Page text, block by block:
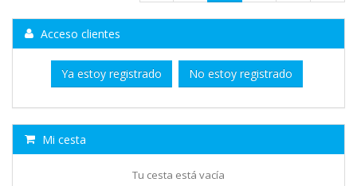
Acceso clientes
Ya estoy registrado No estoy registrado
Mi cesta
Tu cesta está vacía